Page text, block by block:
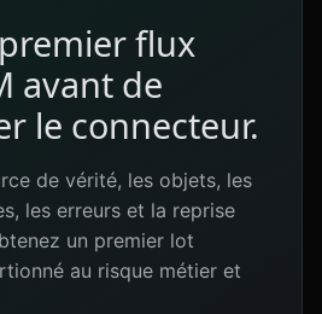
flux
avant de
le connecteur.
de vérité, les objets, les
les erreurs et la reprise
un premier lot
au risque métier et